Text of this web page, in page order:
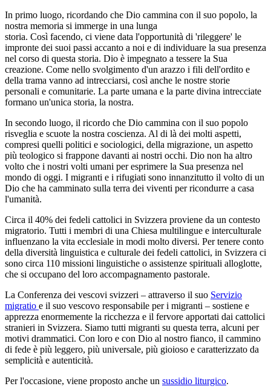
In primo luogo, ricordando che Dio cammina con il suo popolo, la
nostra memoria si immerge in una lunga
storia. Così facendo, ci viene data l'opportunità di 'rileggere' le
impronte dei suoi passi accanto a noi e di individuare la sua presenza
nel corso di questa storia. Dio è impegnato a tessere la Sua
creazione. Come nello svolgimento d'un arazzo i fili dell'ordito e
della trama vanno ad intrecciarsi, così anche le nostre storie
personali e comunitarie. La parte umana e la parte divina intrecciate
formano un'unica storia, la nostra.
In secondo luogo, il ricordo che Dio cammina con il suo popolo
risveglia e scuote la nostra coscienza. Al di là dei molti aspetti,
compresi quelli politici e sociologici, della migrazione, un aspetto
più teologico si frappone davanti ai nostri occhi. Dio non ha altro
volto che i nostri volti umani per esprimere la Sua presenza nel
mondo di oggi. I migranti e i rifugiati sono innanzitutto il volto di un
Dio che ha camminato sulla terra dei viventi per ricondurre a casa
l'umanità.
Circa il 40% dei fedeli cattolici in Svizzera proviene da un contesto
migratorio. Tutti i membri di una Chiesa multilingue e interculturale
influenzano la vita ecclesiale in modi molto diversi. Per tenere conto
della diversità linguistica e culturale dei fedeli cattolici, in Svizzera ci
sono circa 110 missioni linguistiche o assistenze spirituali alloglotte,
che si occupano del loro accompagnamento pastorale.
La Conferenza dei vescovi svizzeri – attraverso il suo Servizio
migratio e il suo vescovo responsabile per i migranti – sostiene e
apprezza enormemente la ricchezza e il fervore apportati dai cattolici
stranieri in Svizzera. Siamo tutti migranti su questa terra, alcuni per
motivi drammatici. Con loro e con Dio al nostro fianco, il cammino
di fede è più leggero, più universale, più gioioso e caratterizzato da
semplicità e autenticità.
Per l'occasione, viene proposto anche un sussidio liturgico.